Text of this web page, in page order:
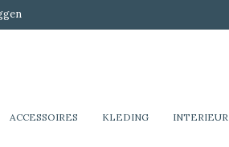
ACCESSOIRES KLEDING INTERIEUR